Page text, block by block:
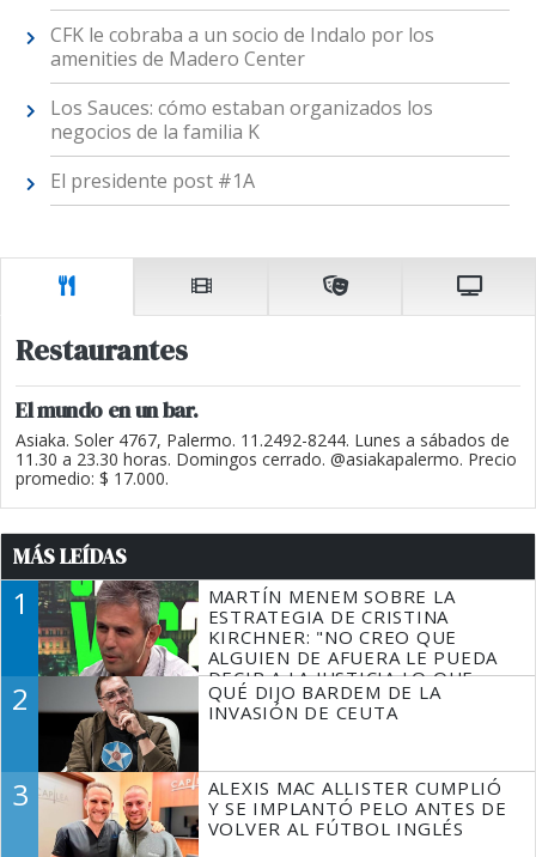
CFK le cobraba a un socio de Indalo por los
amenities de Madero Center
Los Sauces: cómo estaban organizados los
negocios de la familia K
El presidente post #1A
Restaurantes
El mundo en un bar.
Asiaka. Soler 4767, Palermo. 11.2492-8244. Lunes a sábados de
11.30 a 23.30 horas. Domingos cerrado. @asiakapalermo. Precio
promedio: $ 17.000.
MÁS LEÍDAS
1
MARTÍN MENEM SOBRE LA
ESTRATEGIA DE CRISTINA
KIRCHNER: "NO CREO QUE
ALGUIEN DE AFUERA LE PUEDA
DECIR A LA JUSTICIA LO QUE
TIENE QUE HACER"
2
QUÉ DIJO BARDEM DE LA
INVASIÓN DE CEUTA
3
ALEXIS MAC ALLISTER CUMPLIÓ
Y SE IMPLANTÓ PELO ANTES DE
VOLVER AL FÚTBOL INGLÉS